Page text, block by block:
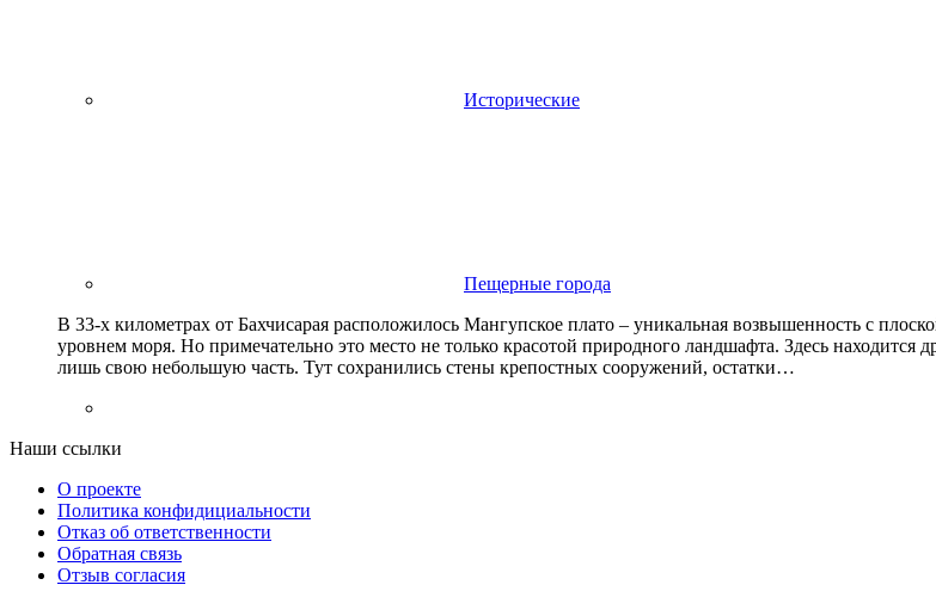
Исторические
Пещерные города
В 33-х километрах от Бахчисарая расположилось Мангупское плато – уникальная возвышенность с
уровнем моря. Но примечательно это место не только красотой природного ландшафта. Здесь
лишь свою небольшую часть. Тут сохранились стены крепостных сооружений, остатки…
Наши ссылки
О проекте
Политика конфидициальности
Отказ об ответственности
Обратная связь
Отзыв согласия